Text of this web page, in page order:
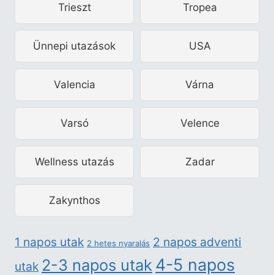
Trieszt Tropea
Ünnepi utazások USA
Valencia Várna
Varsó Velence
Wellness utazás Zadar
Zakynthos
1 napos utak 2 hetes nyaralás 2 napos adventi
utak 2-3 napos utak 4-5 napos